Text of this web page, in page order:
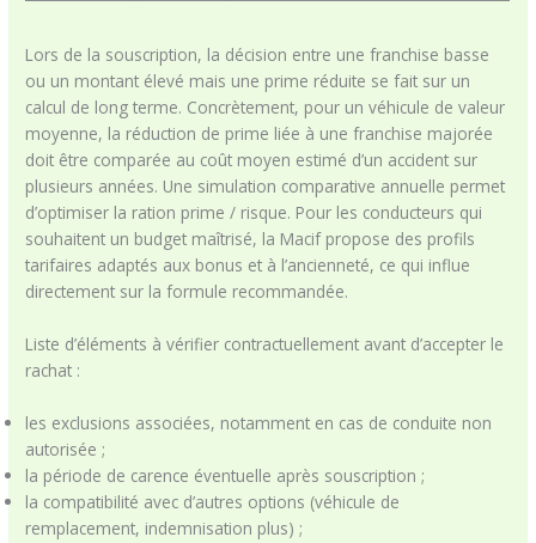
Lors de la souscription, la décision entre une franchise basse
ou un montant élevé mais une prime réduite se fait sur un
calcul de long terme. Concrètement, pour un véhicule de valeur
moyenne, la réduction de prime liée à une franchise majorée
doit être comparée au coût moyen estimé d’un accident sur
plusieurs années. Une simulation comparative annuelle permet
d’optimiser la ration prime / risque. Pour les conducteurs qui
souhaitent un budget maîtrisé, la Macif propose des profils
tarifaires adaptés aux bonus et à l’ancienneté, ce qui influe
directement sur la formule recommandée.
Liste d’éléments à vérifier contractuellement avant d’accepter le
rachat :
les exclusions associées, notamment en cas de conduite non
autorisée ;
la période de carence éventuelle après souscription ;
la compatibilité avec d’autres options (véhicule de
remplacement, indemnisation plus) ;